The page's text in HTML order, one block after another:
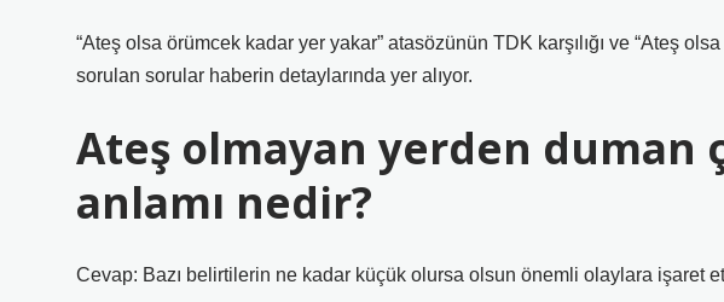
“Ateş olsa örümcek kadar yer yakar” atasözünün TDK karşılığı ve “Ateş
sorulan sorular haberin detaylarında yer alıyor.
Ateş olmayan yerden duman
anlamı nedir?
Cevap: Bazı belirtilerin ne kadar küçük olursa olsun önemli olaylara işaret